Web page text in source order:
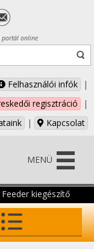
portál online
Felhasználói infók
|
regisztráció
|
| Kapcsolat
MENÜ
Feeder kiegészítő